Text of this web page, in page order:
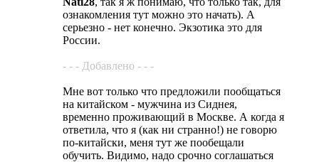
ознакомления тут можно это начать). А
серьезно - нет конечно. Экзотика это для
России.
- - - Добавлено - - -
Мне вот только что предложили пообщаться
на китайском - мужчина из Сиднея,
временно проживающий в Москве. А когда я
ответила, что я (как ни странно!) не говорю
по-китайски, меня тут же пообещали
обучить. Видимо, надо срочно соглашаться